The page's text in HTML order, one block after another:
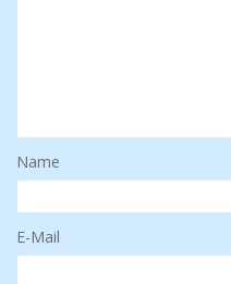
Name
E-Mail